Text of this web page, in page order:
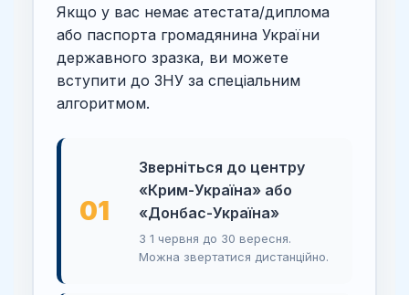
Якщо у вас немає атестата/диплома
або паспорта громадянина України
державного зразка, ви можете
вступити до ЗНУ за спеціальним
алгоритмом.
01
Зверніться до центру
«Крим-Україна» або
«Донбас-Україна»
З 1 червня до 30 вересня.
Можна звертатися дистанційно.